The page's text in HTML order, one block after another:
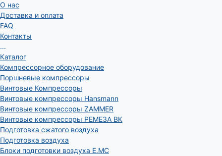
О нас
Доставка и оплата
FAQ
Контакты
...
Каталог
Компрессорное оборудование
Поршневые компрессоры
Винтовые Компрессоры
Винтовые компрессоры Hansmann
Винтовые компрессоры ZAMMER
Винтовые компрессоры РЕМЕЗА ВК
Подготовка сжатого воздуха
Подготовка воздуха
Блоки подготовки воздуха E.MC